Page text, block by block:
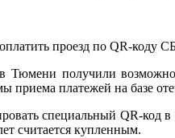
получили
приема платежей на базе
специальный QR-
считается купленным.